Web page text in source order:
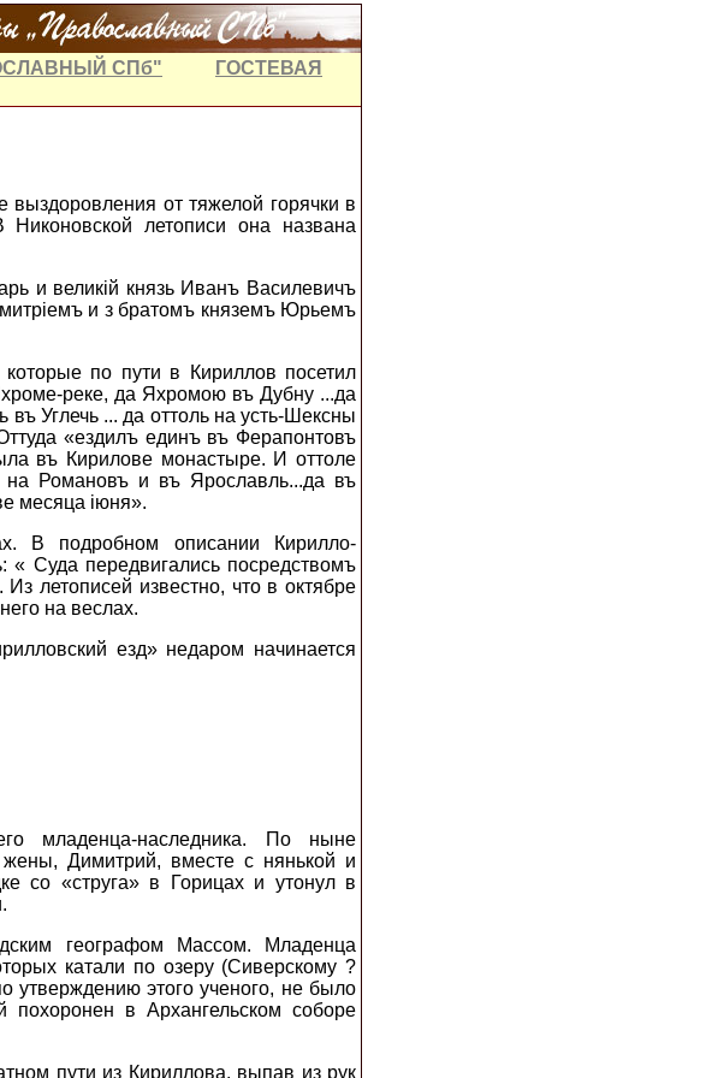
СПб"
ГОСТЕВАЯ
выздоровления от тяжелой горячки в
летописи она названа
и великiй князь Иванъ Василевичъ
iемъ и з братомъ княземъ Юрьемъ
по пути в Кириллов посетил
реке, да Яхромою въ Дубну ...да
въ Углечь ... да оттоль на усть-Шексны
«ездилъ единъ въ Ферапонтовъ
въ Кирилове монастыре. И оттоле
Романовъ и въ Ярославль...да въ
месяца iюня».
В подробном описании Кирилло-
« Суда передвигались посредствомъ
летописей известно, что в октябре
на веслах.
езд» недаром начинается
младенца-наследника. По ныне
Димитрий, вместе с нянькой и
со «струга» в Горицах и утонул в
географом Массом. Младенца
катали по озеру (Сиверскому ?
утверждению этого ученого, не было
в Архангельском соборе
пути из Кириллова, выпав из рук